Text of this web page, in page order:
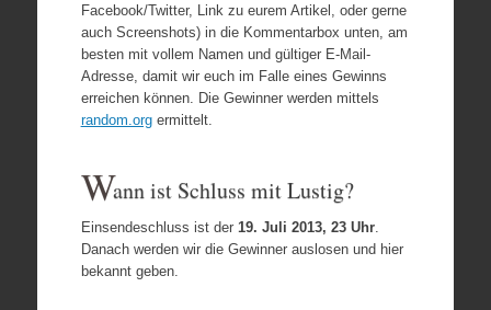
Facebook/Twitter, Link zu eurem Artikel, oder gerne
auch Screenshots) in die Kommentarbox unten, am
besten mit vollem Namen und gültiger E-Mail-
Adresse, damit wir euch im Falle eines Gewinns
erreichen können. Die Gewinner werden mittels
random.orgermittelt.
Wann ist Schluss mit Lustig?
Einsendeschluss ist der 19. Juli 2013, 23 Uhr.
Danach werden wir die Gewinner auslosen und hier
bekannt geben.